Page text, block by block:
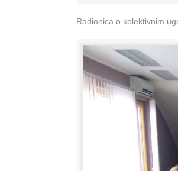
Radionica o kolektivnim